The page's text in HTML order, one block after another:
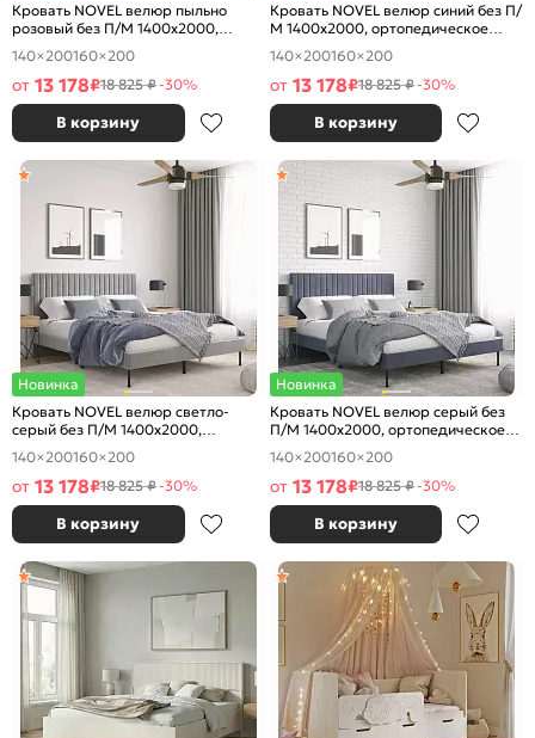
Кровать NOVEL велюр пыльно
розовый без П/М 1400x2000,
ортопедическое основание,
изголовье мягкое
140×200160×200
от 13 178₽18 825 ₽-30%
В корзину
Кровать NOVEL велюр синий без П/
М 1400x2000, ортопедическое
основание, изголовье мягкое
140×200160×200
от 13 178₽18 825 ₽-30%
В корзину
Новинка
Кровать NOVEL велюр светло-
серый без П/М 1400x2000,
ортопедическое основание,
изголовье мягкое
140×200160×200
от 13 178₽18 825 ₽-30%
В корзину
Новинка
Кровать NOVEL велюр серый без
П/М 1400x2000, ортопедическое
основание, изголовье мягкое
140×200160×200
от 13 178₽18 825 ₽-30%
В корзину